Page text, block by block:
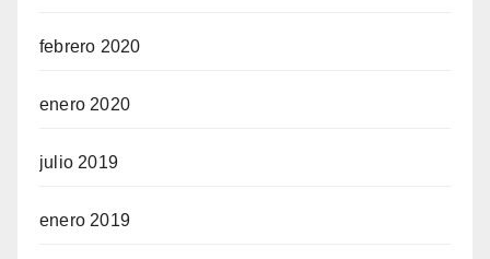
febrero 2020
enero 2020
julio 2019
enero 2019